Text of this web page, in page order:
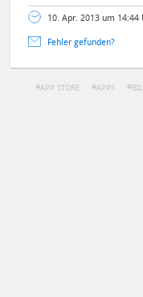
10. Apr. 2013 um 14:44
Fehler gefunden?
APP STORE APPS